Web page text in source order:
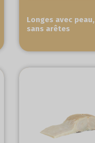
Longes avec peau,
sans arêtes